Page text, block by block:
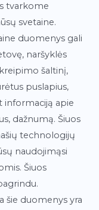
tvarkome
svetaine.
duomenys gali
naršyklės
šaltinį,
puslapius,
informaciją apie
dažnumą. Šiuos
technologijų
naudojimąsi
Šiuos
šie duomenys yra